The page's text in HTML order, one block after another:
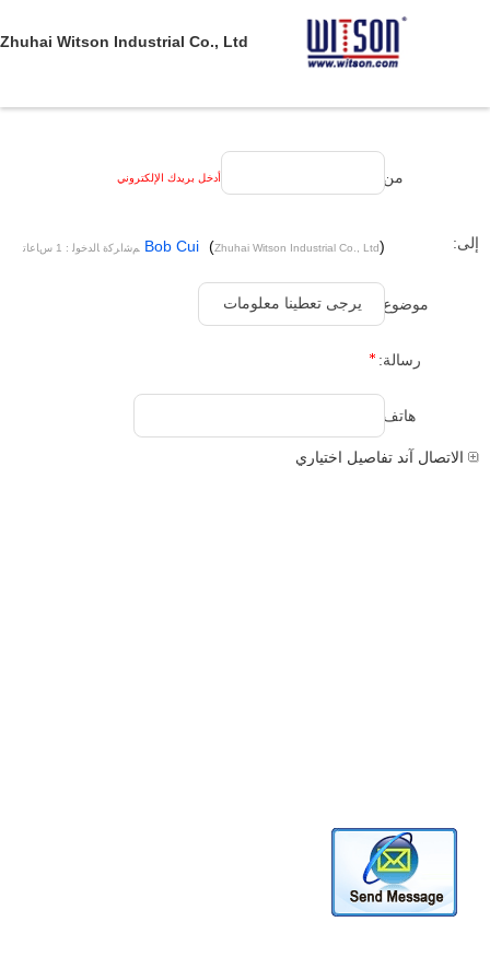
Zhuhai Witson Industrial Co., Ltd
من: أدخل بريدك الإلكتروني
إلى: Bob Cui (Zhuhai Witson Industrial Co., Ltd) ﻢﺷﺍﺮﻛﺓ ﺎﻟﺪﺧﻮﻟ : 1 ﺱﺎﻋﺎﺗ
32 دقيقة ﻢﻧﺫ
موضوع:
رسالة:
هاتف:
الاتصال آند تفاصيل اختياري